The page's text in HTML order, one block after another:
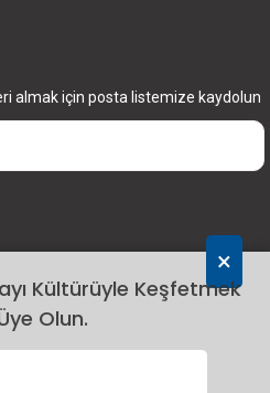
×
Kültürüyle Keşfetmek
Olun.
almak için posta listemize kaydolun
Tüm hakları saklıdır.